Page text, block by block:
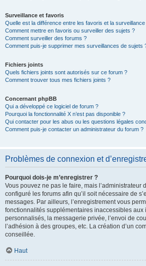
Surveillance et favoris
Quelle est la différence entre les favoris et la surveillance
Comment mettre en favoris ou surveiller des sujets ?
Comment surveiller des forums ?
Comment puis-je supprimer mes surveillances de sujets
Fichiers joints
Quels fichiers joints sont autorisés sur ce forum ?
Comment trouver tous mes fichiers joints ?
Concernant phpBB
Qui a développé ce logiciel de forum ?
Pourquoi la fonctionnalité X n’est pas disponible ?
Qui contacter pour les abus ou les questions légales
Comment puis-je contacter un administrateur du forum ?
Problèmes de connexion et
Pourquoi dois-je m’enregistrer ?
Vous pouvez ne pas le faire, mais l’administrateur
configuré les forums afin qu’il soit nécessaire de
messages. Par ailleurs, l’enregistrement vous
fonctionnalités supplémentaires inaccessibles aux
personnalisés, la messagerie privée, l’envoi de
l’adhésion à des groupes, etc. La création d’un
conseillée.
Haut